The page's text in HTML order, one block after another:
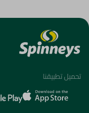
تحميل تطبيقنا